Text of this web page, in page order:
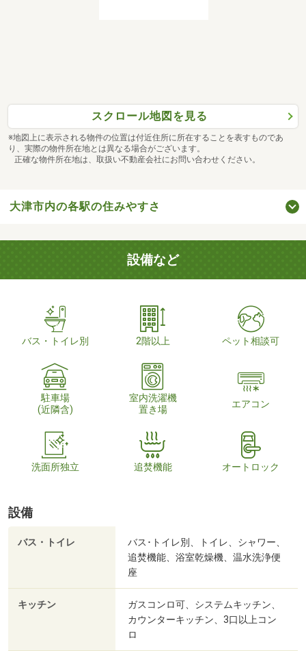
スクロール地図を見る
※地図上に表示される物件の位置は付近住所に所在することを表すものであ
り、実際の物件所在地とは異なる場合がございます。
正確な物件所在地は、取扱い不動産会社にお問い合わせください。
大津市内の各駅の住みやすさ
設備など
バス・トイレ別 2階以上 ペット相談可
駐車場
(近隣含)
室内洗濯機
置き場
エアコン
洗面所独立 追焚機能 オートロック
設備
バス・トイレ
バス･トイレ別、トイレ、シャワー、
追焚機能、浴室乾燥機、温水洗浄便
座
キッチン
ガスコンロ可、システムキッチン、
カウンターキッチン、3口以上コン
ロ